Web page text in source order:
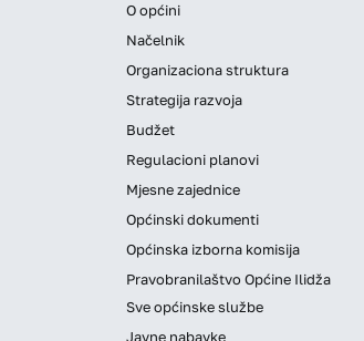
O općini
Načelnik
Organizaciona struktura
Strategija razvoja
Budžet
Regulacioni planovi
Mjesne zajednice
Općinski dokumenti
Općinska izborna komisija
Pravobranilaštvo Općine Ilidža
Sve općinske službe
Javne nabavke